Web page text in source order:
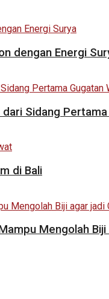
dengan Energi
Sidang
di Bali
Mengolah